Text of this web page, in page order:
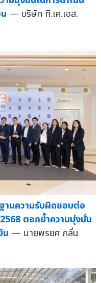
— บริษัท ที.เค.เอส.
านความรับผิดชอบต่อ
ตอกย้ำความมุ่งมั่น
น — นายพรยศ กลั่น